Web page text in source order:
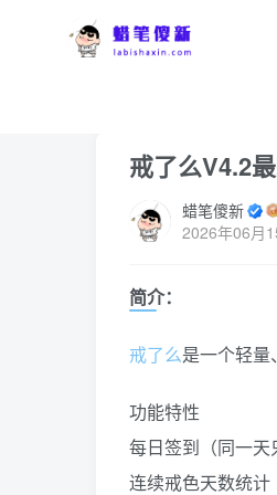
戒了么V4.2
蜡笔傻新
2026年06月
简介：
戒了么是一个轻
功能特性
每日签到（同一天
连续戒色天数统计